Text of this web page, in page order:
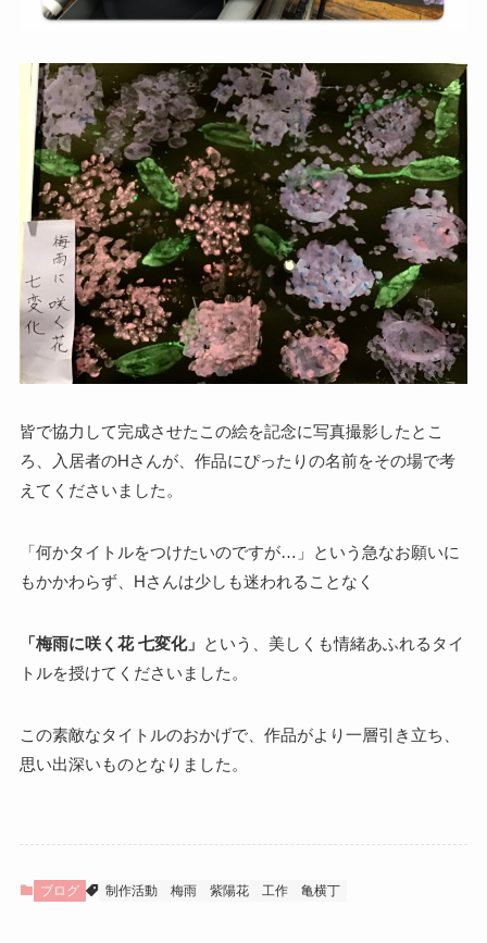
皆で協力して完成させたこの絵を記念に写真撮影したとこ
ろ、入居者のHさんが、作品にぴったりの名前をその場で考
えてくださいました。
「何かタイトルをつけたいのですが…」という急なお願いに
もかかわらず、Hさんは少しも迷われることなく
「梅雨に咲く花 七変化」 という、美しくも情緒あふれるタイ
トルを授けてくださいました。
この素敵なタイトルのおかげで、作品がより一層引き立ち、
思い出深いものとなりました。
ブログ 制作活動 梅雨 紫陽花 工作 亀横丁